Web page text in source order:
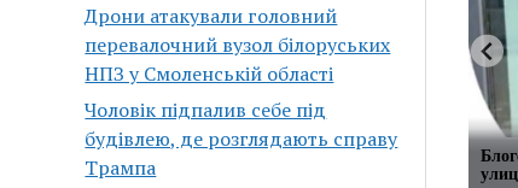
Дрони атакували головний
перевалочний вузол білоруських
НПЗ у Смоленській області
Чоловік підпалив себе під
будівлею, де розглядають справу
Трампа